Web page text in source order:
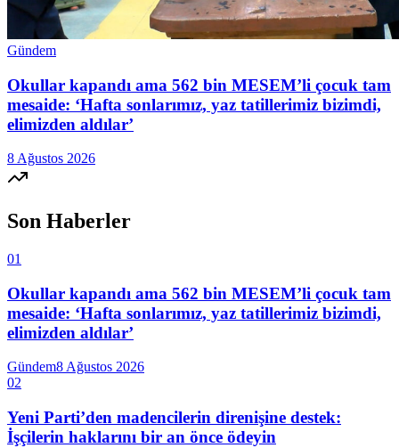
Gündem
Okullar kapandı ama 562 bin MESEM’li çocuk tam
mesaide: ‘Hafta sonlarımız, yaz tatillerimiz bizimdi,
elimizden aldılar’
8 Ağustos 2026
Son Haberler
01
Okullar kapandı ama 562 bin MESEM’li çocuk tam
mesaide: ‘Hafta sonlarımız, yaz tatillerimiz bizimdi,
elimizden aldılar’
Gündem8 Ağustos 2026
02
Yeni Parti’den madencilerin direnişine destek:
İşçilerin haklarını bir an önce ödeyin